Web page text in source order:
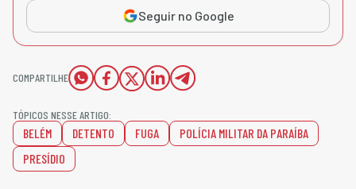
Seguir no Google
COMPARTILHE
TÓPICOS NESSE ARTIGO:
BELÉM DETENTO FUGA
POLÍCIA MILITAR DA PARAÍBA
PRESÍDIO